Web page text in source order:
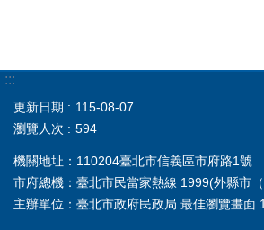
:::
更新日期
115-08-07
瀏覽人次
594
機關地址：110204臺北市信義區市府路1號
市府總機：臺北市民當家熱線 1999(外縣市
主辦單位：臺北市政府民政局 最佳瀏覽畫面